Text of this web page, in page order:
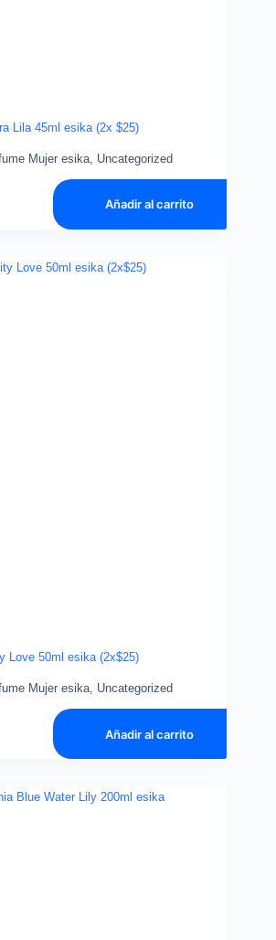
Lila 45ml esika (2x $25)
Mujer esika Uncategorized
Añadir al carrito
Love 50ml esika (2x$25)
Mujer esika, Uncategorized
Añadir al carrito